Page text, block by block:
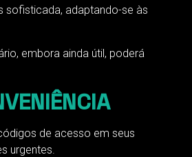
sofisticada, adaptando-se às
embora ainda útil, poderá
de acesso em seus
urgentes.